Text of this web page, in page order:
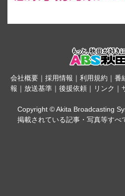
会社概要｜ 採用情報 ｜ 利用規約 ｜ 番
報 ｜ 放送基準 ｜ 後援依頼 ｜ リンク ｜
Copyright © Akita Broadcasting
掲載されている記事・写真等すべ